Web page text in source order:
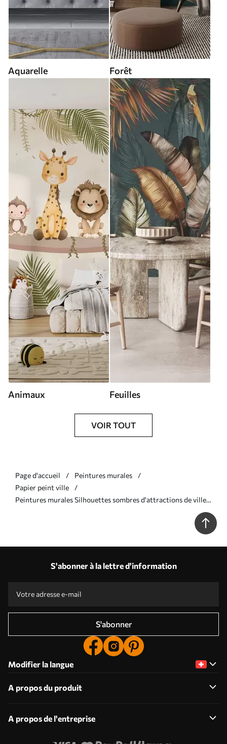
Aquarelle Forêt
Animaux Feuilles
VOIR TOUT
Page d'accueil
Peintures murales
Papier peint ville
Peintures murales Silhouettes sombres d'attractions de villes
S'abonner à la lettre d'information
S'abonner
Modifier la langue
A propos du produit
A propos de l'entreprise